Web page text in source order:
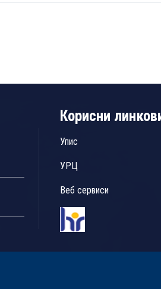
Корисни
Упис
УРЦ
Веб сервиси